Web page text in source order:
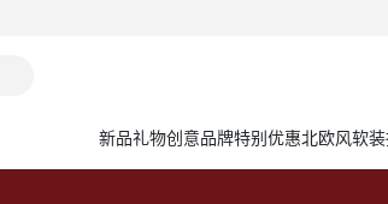
新品礼物创意品牌特别优惠北欧风软